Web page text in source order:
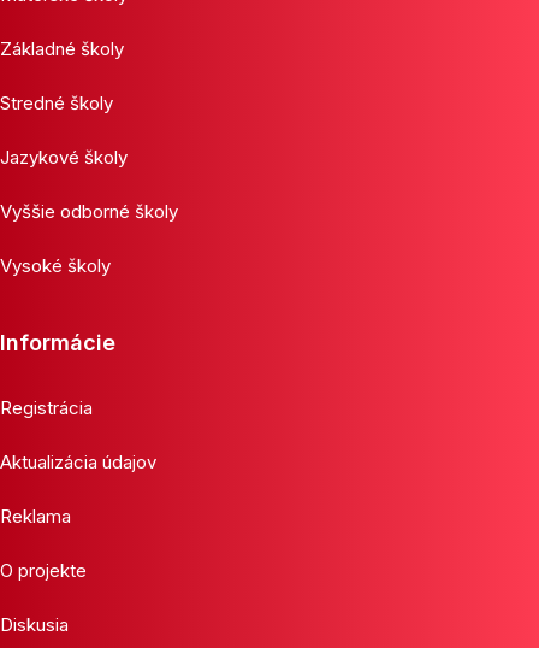
Základné školy
Stredné školy
Jazykové školy
Vyššie odborné školy
Vysoké školy
Informácie
Registrácia
Aktualizácia údajov
Reklama
O projekte
Diskusia